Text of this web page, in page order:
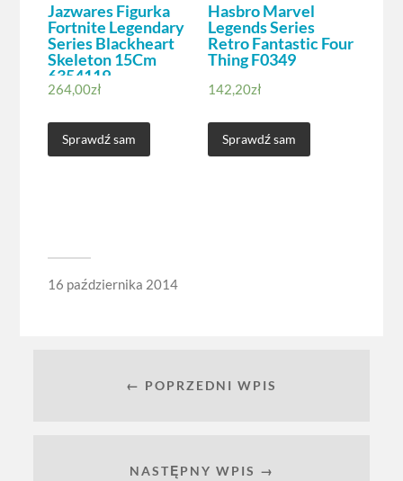
Jazwares Figurka
Fortnite Legendary
Series Blackheart
Skeleton 15Cm
6354119
264,00zł
Sprawdź sam
Hasbro Marvel
Legends Series
Retro Fantastic Four
Thing F0349
142,20zł
Sprawdź sam
16 października 2014
← POPRZEDNI WPIS
NASTĘPNY WPIS →